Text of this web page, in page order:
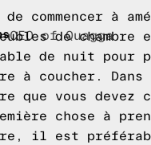
CEO of Quagga
de commencer à
de
de nuit pour
à coucher.
que vous
chose à
il est